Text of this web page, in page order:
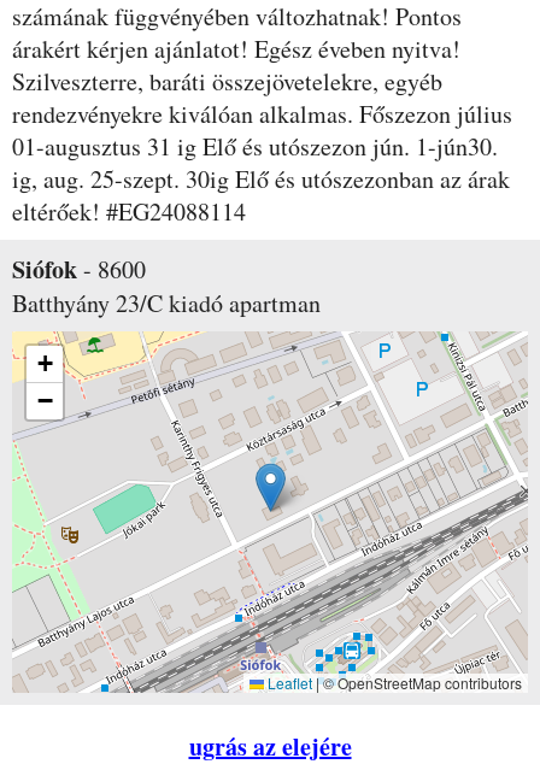
számának függvényében változhatnak! Pontos
árakért kérjen ajánlatot! Egész éveben nyitva!
Szilveszterre, baráti összejövetelekre, egyéb
rendezvényekre kiválóan alkalmas. Főszezon július
01-augusztus 31 ig Elő és utószezon jún. 1-jún30.
ig, aug. 25-szept. 30ig Elő és utószezonban az árak
eltérőek! #EG24088114
Siófok- 8600
Batthyány 23/Ckiadó apartman
+
−
Leaflet |© OpenStreetMap contributors
ugrás az elejére